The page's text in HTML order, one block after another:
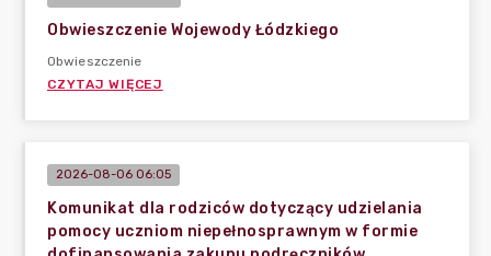
Obwieszczenie Wojewody Łódzkiego
Obwieszczenie
CZYTAJ WIĘCEJ
2026-08-06 06:05
Komunikat dla rodziców dotyczący udzielania
pomocy uczniom niepełnosprawnym w formie